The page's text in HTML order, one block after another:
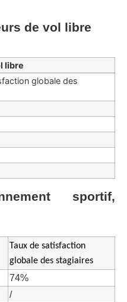
de vol libre
libre
globale des
sportif,
Taux de satisfaction
globale des stagiaires
74%
/